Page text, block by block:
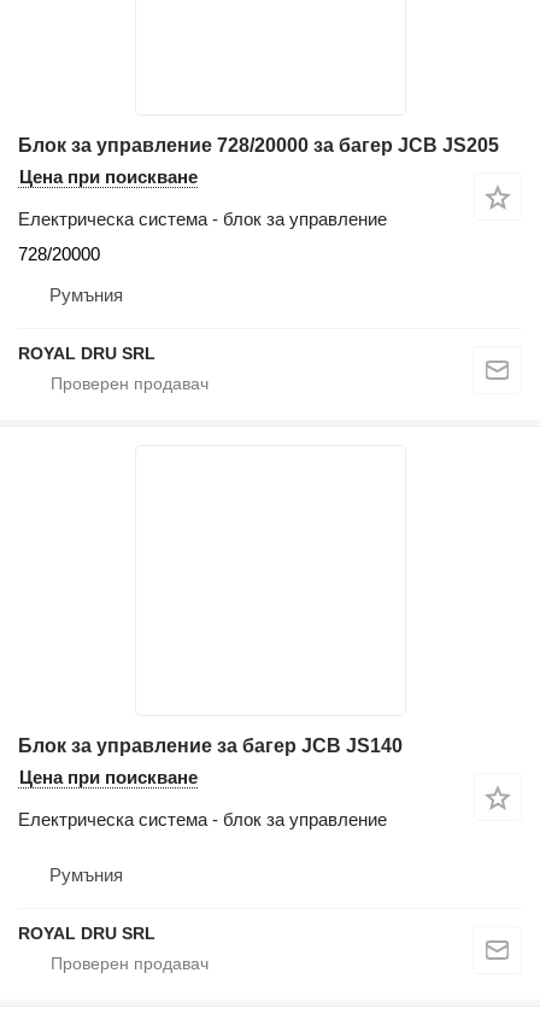
Блок за управление 728/20000 за багер JCB JS205
Цена при поискване
Електрическа система - блок за управление
728/20000
Румъния
ROYAL DRU SRL
Блок за управление за багер JCB JS140
Цена при поискване
Електрическа система - блок за управление
Румъния
ROYAL DRU SRL